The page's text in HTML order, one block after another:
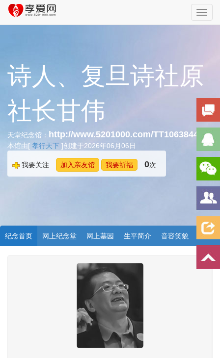
诗人、复旦诗社原
社长甘伟
天堂纪念馆： http://www.5201000.com/TT106384455
本馆由[ 孝行天下 ]创建于2026年06月06日
我要关注 加入亲友馆 我要祈福 0次
纪念首页 网上纪念堂 网上墓园 生平简介 音容笑貌